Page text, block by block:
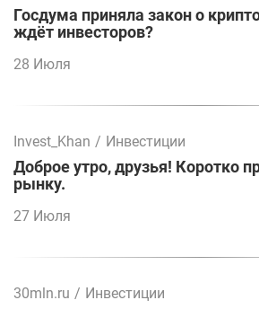
Госдума приняла закон о
ждёт инвесторов?
28 Июля
Invest_Khan / Инвестиции
Доброе утро, друзья! Коротко
рынку.
27 Июля
30mln.ru / Инвестиции